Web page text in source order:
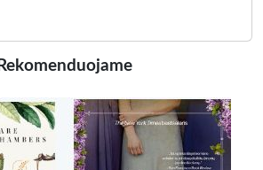
Rekomenduojame